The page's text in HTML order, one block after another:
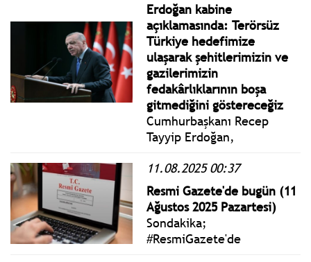
hakkımda FETÖ Terör
Örgütüne yardım-casusluk
isnadıyla suç duyurusunda
bulunmuş!
Erdoğan kabine
açıklamasında: Terörsüz
Türkiye hedefimize
ulaşarak şehitlerimizin ve
gazilerimizin
fedakârlıklarının boşa
gitmediğini göstereceğiz
Cumhurbaşkanı Recep
Tayyip Erdoğan,
Külliyesinde
gerçekleştirilen
Cumhurbaşkanlığı Kabinesi
Toplantısı’nın ardından
basın açıklaması yaptı.
11.08.2025 00:37
Resmi Gazete'de bugün (11
Ağustos 2025 Pazartesi)
Sondakika;
#ResmiGazete'de